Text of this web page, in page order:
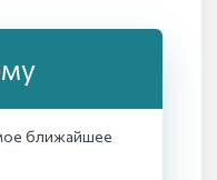
ближайшее